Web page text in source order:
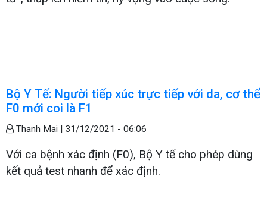
Bộ Y Tế: Người tiếp xúc trực tiếp với da, cơ thể
F0 mới coi là F1
Thanh Mai | 31/12/2021 - 06:06
Với ca bệnh xác định (F0), Bộ Y tế cho phép dùng
kết quả test nhanh để xác định.